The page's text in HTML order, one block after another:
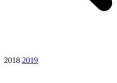
2018 2019